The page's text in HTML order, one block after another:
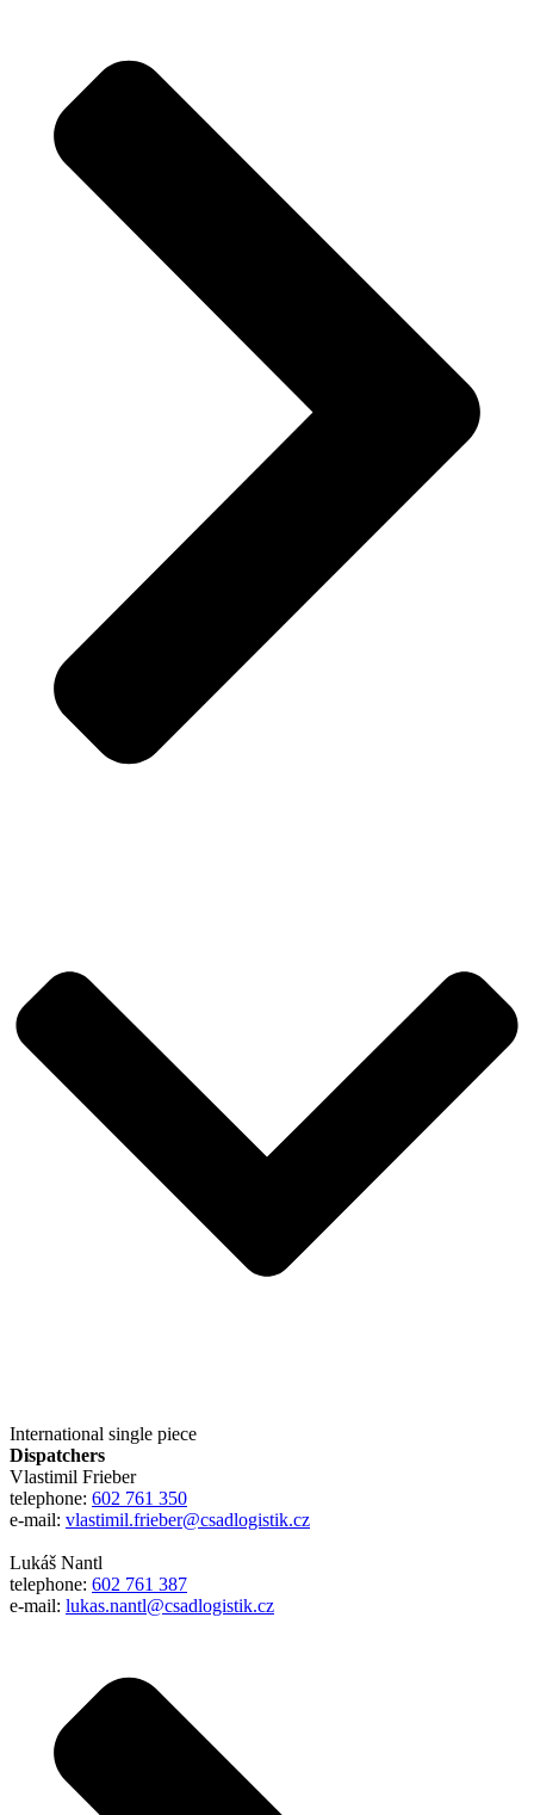
International single piece
Dispatchers
Vlastimil Frieber
telephone: 602 761 350
e-mail: vlastimil.frieber@csadlogistik.cz
Lukáš Nantl
telephone: 602 761 387
e-mail: lukas.nantl@csadlogistik.cz